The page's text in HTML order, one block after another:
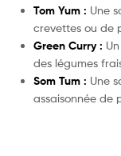
Tom Yum : Une
crevettes ou de
Green Curry :
des légumes
Som Tum : Une
assaisonnée de